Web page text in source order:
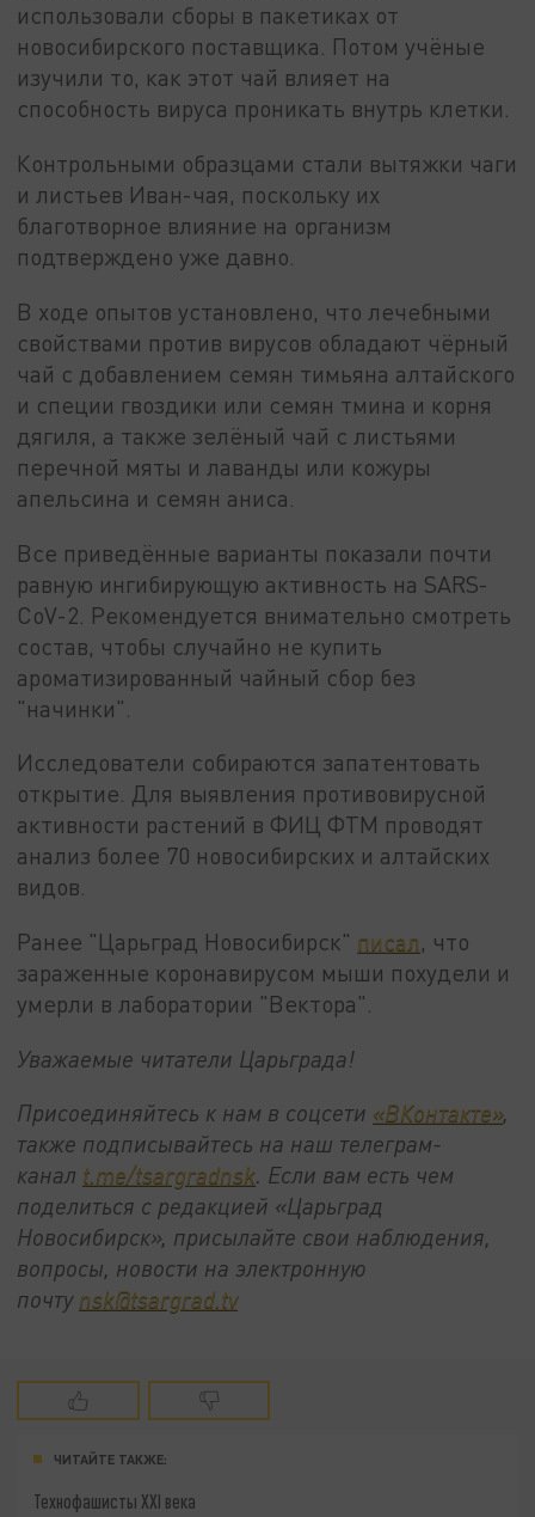
использовали сборы в пакетиках от
новосибирского поставщика. Потом учёные
изучили то, как этот чай влияет на
способность вируса проникать внутрь клетки.
Контрольными образцами стали вытяжки чаги
и листьев Иван-чая, поскольку их
благотворное влияние на организм
подтверждено уже давно.
В ходе опытов установлено, что лечебными
свойствами против вирусов обладают чёрный
чай с добавлением семян тимьяна алтайского
и специи гвоздики или семян тмина и корня
дягиля, а также зелёный чай с листьями
перечной мяты и лаванды или кожуры
апельсина и семян аниса.
Все приведённые варианты показали почти
равную ингибирующую активность на SARS-
CoV-2. Рекомендуется внимательно смотреть
состав, чтобы случайно не купить
ароматизированный чайный сбор без
"начинки".
Исследователи собираются запатентовать
открытие. Для выявления противовирусной
активности растений в ФИЦ ФТМ проводят
анализ более 70 новосибирских и алтайских
видов.
Ранее "Царьград Новосибирск" писал, что
зараженные коронавирусом мыши похудели и
умерли в лаборатории "Вектора".
Уважаемые читатели Царьграда!
Присоединяйтесь к нам в соцсети «ВКонтакте»,
также подписывайтесь на наш телеграм-
канал t.me/tsargradnsk. Если вам есть чем
поделиться с редакцией «Царьград
Новосибирск», присылайте свои наблюдения,
вопросы, новости на электронную
почту nsk@tsargrad.tv
ЧИТАЙТЕ ТАКЖЕ:
Технофашисты XXI века